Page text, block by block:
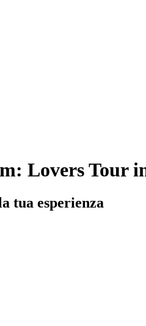
Lovers Tour
tua esperienza